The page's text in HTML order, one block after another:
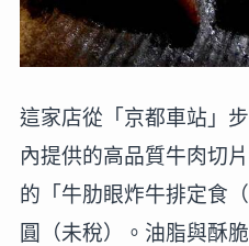
這家店從「京都車站」
內提供的高品質牛肉切
的「牛肋眼炸牛排定食
圓（未稅）。油脂與酥